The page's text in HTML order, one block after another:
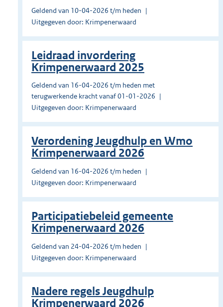
Geldend van 10-04-2026 t/m heden
Uitgegeven door: Krimpenerwaard
Leidraad invordering
Krimpenerwaard 2025
Geldend van 16-04-2026 t/m heden met
terugwerkende kracht vanaf 01-01-2026
Uitgegeven door: Krimpenerwaard
Verordening Jeugdhulp en Wmo
Krimpenerwaard 2026
Geldend van 16-04-2026 t/m heden
Uitgegeven door: Krimpenerwaard
Participatiebeleid gemeente
Krimpenerwaard 2026
Geldend van 24-04-2026 t/m heden
Uitgegeven door: Krimpenerwaard
Nadere regels Jeugdhulp
Krimpenerwaard 2026